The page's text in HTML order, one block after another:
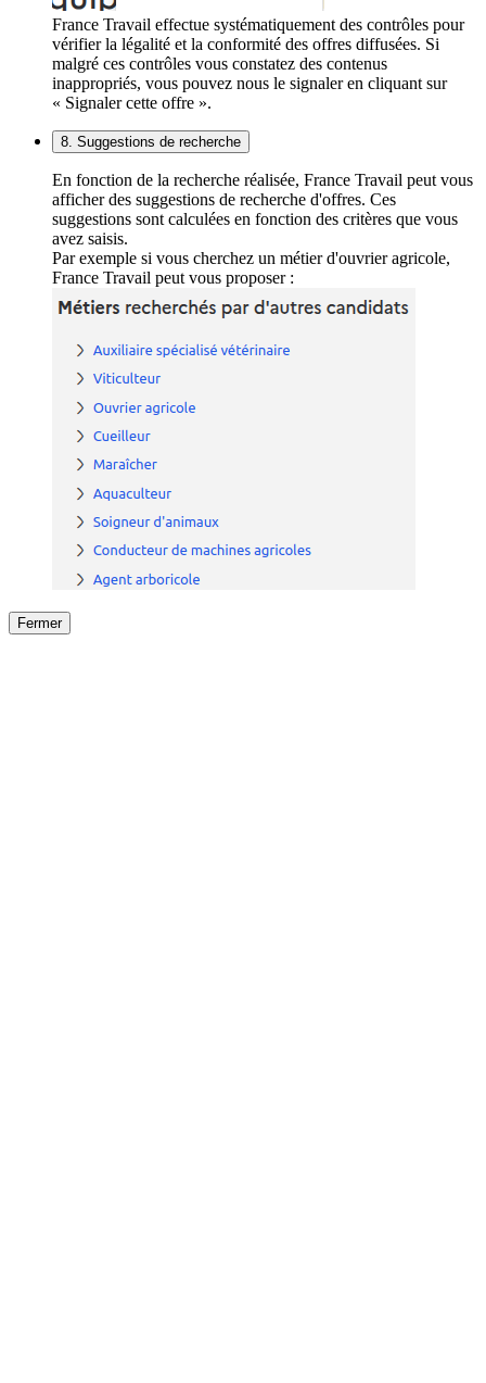
France Travail effectue systématiquement des contrôles pour
vérifier la légalité et la conformité des offres diffusées. Si
malgré ces contrôles vous constatez des contenus
inappropriés, vous pouvez nous le signaler en cliquant sur
« Signaler cette offre ».
8. Suggestions de recherche
En fonction de la recherche réalisée, France Travail peut vous
afficher des suggestions de recherche d'offres. Ces
suggestions sont calculées en fonction des critères que vous
avez saisis.
Par exemple si vous cherchez un métier d'ouvrier agricole,
France Travail peut vous proposer :
Fermer